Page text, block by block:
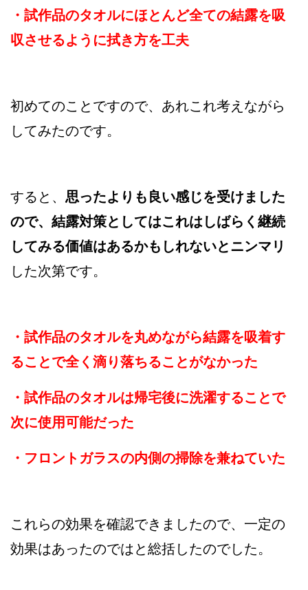
・試作品のタオルにほとんど全ての結露を吸
収させるように拭き方を工夫
初めてのことですので、あれこれ考えながら
してみたのです。
すると、 思ったよりも良い感じを受けました
ので、結露対策としてはこれはしばらく継続
してみる価値はあるかもしれないとニンマリ
した次第です。
・試作品のタオルを丸めながら結露を吸着す
ることで全く滴り落ちることがなかった
・試作品のタオルは帰宅後に洗濯することで
次に使用可能だった
・フロントガラスの内側の掃除を兼ねていた
これらの効果を確認できましたので、一定の
効果はあったのではと総括したのでした。